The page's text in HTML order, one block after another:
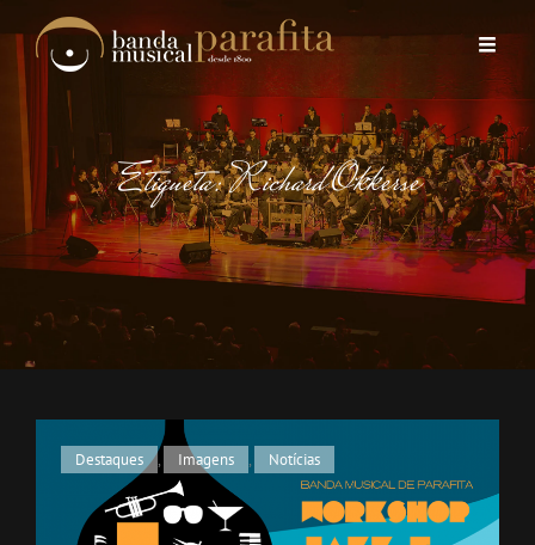
Etiqueta:Richard Okkerse
CatDestaques , Imagens , Notícias